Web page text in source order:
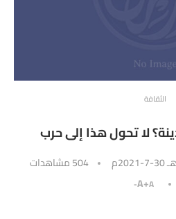
الثقافة
لا تحول هذا إلى حرب
504مشاهدات
A+A-